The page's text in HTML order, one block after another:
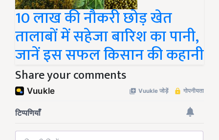
10 लाख की नौकरी छोड़ खेत
तालाबों में सहेजा बारिश का पानी,
जानें इस सफल किसान की कहानी
Share your comments